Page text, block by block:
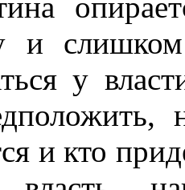
и слишком
у
и кто